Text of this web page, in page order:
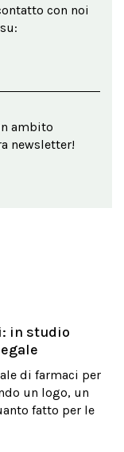
con noi
ambito
newsletter!
in studio
di farmaci per
un logo, un
fatto per le